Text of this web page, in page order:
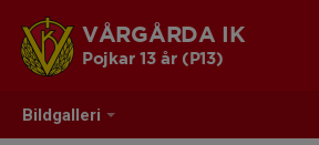
Bildgalleri
VÅRGÅRDA IK
Pojkar 13 år (P13)